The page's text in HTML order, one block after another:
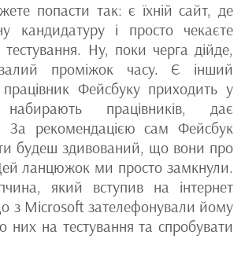
попасти так: є їхній сайт, де
кандидатуру і просто чекаєте
тестування. Ну, поки черга дійде,
проміжок часу. Є інший
Фейсбуку приходить у
працівників, дає
За рекомендацією сам Фейсбук
будеш здивований, що вони про
ланцюжок ми просто замкнули.
який вступив на інтернет
з Microsoft зателефонували йому
них на тестування та спробувати